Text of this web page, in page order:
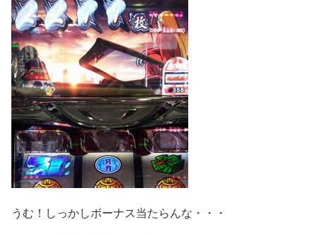
うむ！しっかしボーナス当たらんな・・・